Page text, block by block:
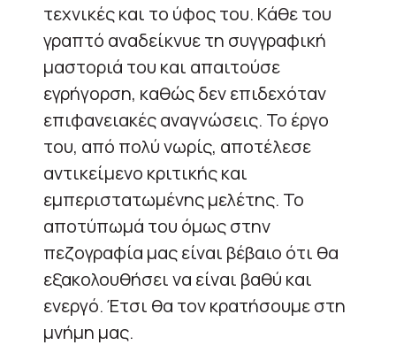
τεχνικές και το ύφος του. Κάθε του
γραπτό αναδείκνυε τη συγγραφική
μαστοριά του και απαιτούσε
εγρήγορση, καθώς δεν επιδεχόταν
επιφανειακές αναγνώσεις. Το έργο
του, από πολύ νωρίς, αποτέλεσε
αντικείμενο κριτικής και
εμπεριστατωμένης μελέτης. Το
αποτύπωμά του όμως στην
πεζογραφία μας είναι βέβαιο ότι θα
εξακολουθήσει να είναι βαθύ και
ενεργό. Έτσι θα τον κρατήσουμε στη
μνήμη μας.